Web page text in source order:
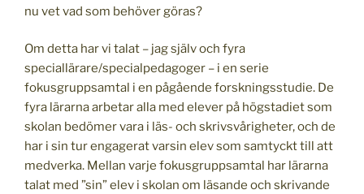
nu vet vad som behöver göras?
Om detta har vi talat – jag själv och fyra
speciallärare/specialpedagoger – i en serie
fokusgruppsamtal i en pågående forskningsstudie. De
fyra lärarna arbetar alla med elever på högstadiet som
skolan bedömer vara i läs- och skrivsvårigheter, och de
har i sin tur engagerat varsin elev som samtyckt till att
medverka. Mellan varje fokusgruppsamtal har lärarna
talat med ”sin” elev i skolan om läsande och skrivande